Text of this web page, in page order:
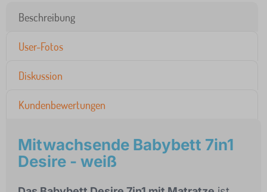
Beschreibung
User-Fotos
Diskussion
Kundenbewertungen
Mitwachsende Babybett 7in1
Desire - weiß